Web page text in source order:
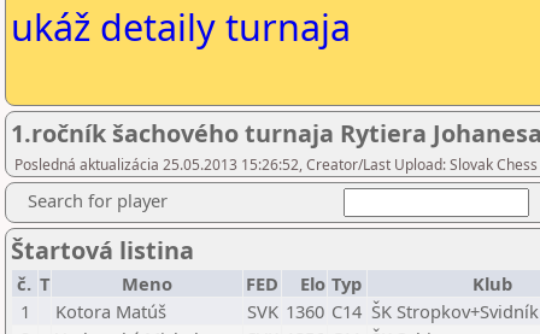
ukáž detaily turnaja
1.ročník šachového turnaja Rytiera
Posledná aktualizácia 25.05.2013 15:26:52, Creator/Last Upload: Slovak
Search for player
Štartová listina
č. T Meno FED Elo Typ
Klub
1
Kotora Matúš SVK 1360 C14 ŠK Stropkov+Svidník